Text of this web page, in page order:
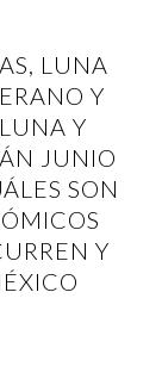
LUNA
Y
Y
JUNIO
SON
Y